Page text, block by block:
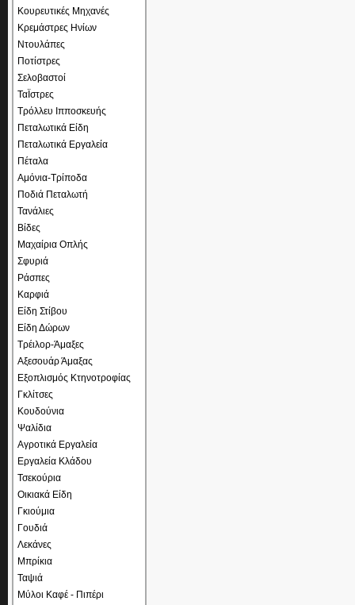
Κουρευτικές Μηχανές
Κρεμάστρες Ηνίων
Ντουλάπες
Ποτίστρες
Σελοβαστοί
ΤαΪστρες
Τρόλλευ Ιπποσκευής
Πεταλωτικά Είδη
Πεταλωτικά Εργαλεία
Πέταλα
Αμόνια-Τρίποδα
Ποδιά Πεταλωτή
Τανάλιες
Βίδες
Μαχαίρια Οπλής
Σφυριά
Ράσπες
Καρφιά
Είδη Στίβου
Είδη Δώρων
Τρέιλορ-Άμαξες
Αξεσουάρ Άμαξας
Εξοπλισμός Κτηνοτροφίας
Γκλίτσες
Κουδούνια
Ψαλίδια
Αγροτικά Εργαλεία
Εργαλεία Κλάδου
Τσεκούρια
Οικιακά Είδη
Γκιούμια
Γουδιά
Λεκάνες
Μπρίκια
Ταψιά
Μύλοι Καφέ - Πιπέρι